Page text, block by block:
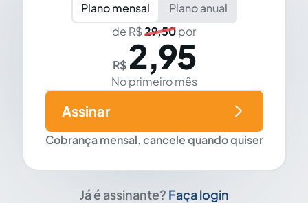
Plano mensal
Plano anual
de R$29,50por
R$ 2,95
No primeiro mês
Cobrança mensal, cancele quando quiser
Assinar
Já é assinante? Faça login